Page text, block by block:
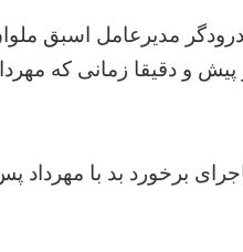
مدیرعامل اسبق
و دقیقا زمانی که
برخورد بد با مهرداد پس